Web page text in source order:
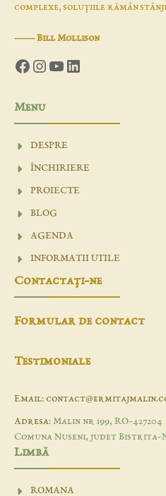
complexe, soluţiile rămân
―Bill Mollison
Facebook
Instagram
YouTube
LinkedIn
Menu
DESPRE
ÎNCHIRIERE
PROIECTE
BLOG
AGENDA
INFORMATII UTILE
Contactaţi-ne
Formular de contact
Testimoniale
Email:
Adresa: Malin nr 199, RO-427204
Comuna Nuseni, judet Bistrita-
Limbă
ROMANA